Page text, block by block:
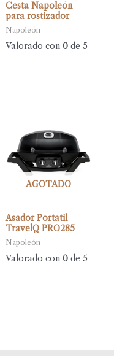
Cesta Napoleón
para rostizador
Napoleón
Valorado con 0de 5
AGOTADO
Asador Portatil
TravelQ PRO285
Napoleón
Valorado con 0de 5